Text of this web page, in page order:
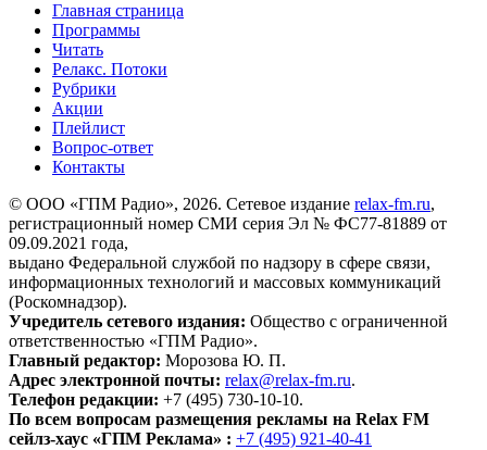
Главная страница
Программы
Читать
Релакс. Потоки
Рубрики
Акции
Плейлист
Вопрос-ответ
Контакты
© ООО «ГПМ Радио», 2026. Сетевое издание relax-fm.ru,
регистрационный номер СМИ серия Эл № ФС77-81889 от
09.09.2021 года,
выдано Федеральной службой по надзору в сфере связи,
информационных технологий и массовых коммуникаций
(Роскомнадзор).
Учредитель сетевого издания: Общество с ограниченной
ответственностью «ГПМ Радио».
Главный редактор: Морозова Ю. П.
Адрес электронной почты: relax@relax-fm.ru.
Телефон редакции: +7 (495) 730-10-10.
По всем вопросам размещения рекламы на Relax FM
сейлз-хаус «ГПМ Реклама» : +7 (495) 921-40-41